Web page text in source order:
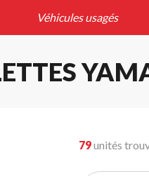
Véhicules usagés
79unités